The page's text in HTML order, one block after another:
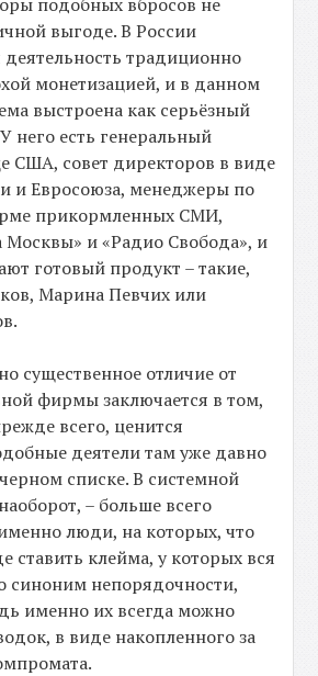
выгоде. В России
традиционно
монетизацией, и в данном
выстроена как серьёзный
него есть генеральный
США, совет директоров в виде
и Евросоюза, менеджеры по
прикормленных СМИ,
Москвы» и «Радио Свобода», и
готовый продукт – такие,
Марина Певчих или
существенное отличие от
фирмы заключается в том,
всего, ценится
деятели там уже давно
списке. В системной
– больше всего
люди, на которых, что
ставить клейма, у которых вся
синоним непорядочности,
именно их всегда можно
в виде накопленного за